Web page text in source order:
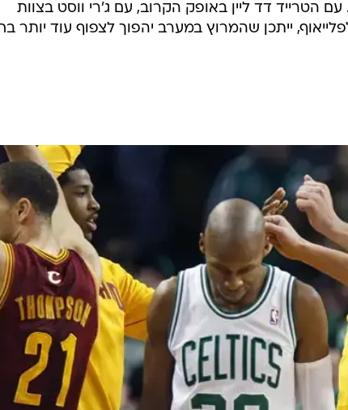
הטרייד דד ליין באופק הקרוב, עם ג'רי ווסט בצוות
ייתכן שהמרוץ במערב יהפוך לצפוף עוד יותר